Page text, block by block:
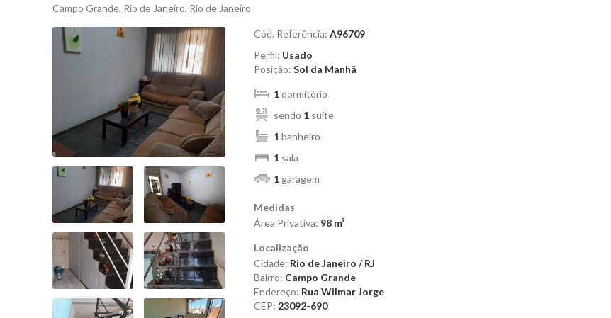
Campo Grande, Rio de Janeiro, Rio de Janeiro
Cód. Referência: A96709
Perfil: Usado
Posição: Sol da Manhã
1dormitório
sendo 1suíte
1banheiro
1sala
1garagem
Medidas
Área Privativa: 98 m²
Localização
Cidade: Rio de Janeiro / RJ
Bairro: Campo Grande
Endereço: Rua Wilmar Jorge
CEP: 23092-690